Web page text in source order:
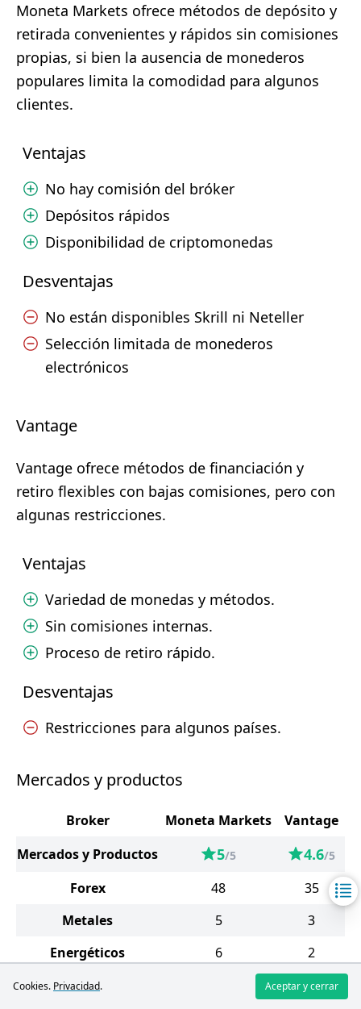
Moneta Markets ofrece métodos de depósito y
retirada convenientes y rápidos sin comisiones
propias, si bien la ausencia de monederos
populares limita la comodidad para algunos
clientes.
Ventajas
No hay comisión del bróker
Depósitos rápidos
Disponibilidad de criptomonedas
Desventajas
No están disponibles Skrill ni Neteller
Selección limitada de monederos
electrónicos
Vantage
Vantage ofrece métodos de financiación y
retiro flexibles con bajas comisiones, pero con
algunas restricciones.
Ventajas
Variedad de monedas y métodos.
Sin comisiones internas.
Proceso de retiro rápido.
Desventajas
Restricciones para algunos países.
Mercados y productos
Broker Moneta Markets
Vantage
Mercados y Productos
5/5 4.6/5
Forex 48
35
Metales
5
3
Energéticos
6
2
Productos blandos
3
Cookies. Privacidad. Aceptar y cerrar